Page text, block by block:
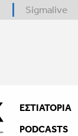
Sigmalive
ΕΣΤΙΑΤΌΡΙΑ
PODCASTS